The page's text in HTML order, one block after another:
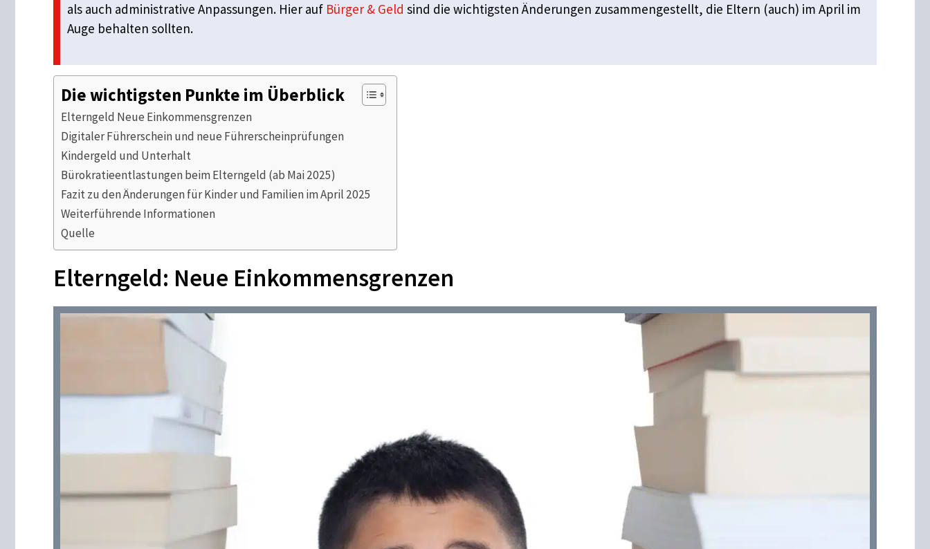
als auch administrative Anpassungen. Hier auf Bürger & Geld sind die wichtigsten Änderungen zusammengestellt, die Eltern (auch) im April im
Auge behalten sollten.
Die wichtigsten Punkte im Überblick
Elterngeld Neue Einkommensgrenzen
Digitaler Führerschein und neue Führerscheinprüfungen
Kindergeld und Unterhalt
Bürokratieentlastungen beim Elterngeld (ab Mai 2025)
Fazit zu den Änderungen für Kinder und Familien im April 2025
Weiterführende Informationen
Quelle
Elterngeld: Neue Einkommensgrenzen